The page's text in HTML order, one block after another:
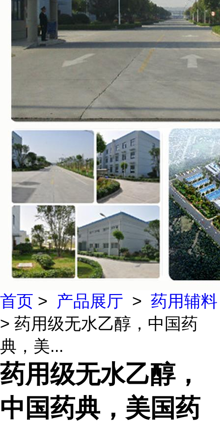
首页 > 产品展厅 > 药用辅料
> 药用级无水乙醇，中国药
典，美...
药用级无水乙醇，
中国药典，美国药